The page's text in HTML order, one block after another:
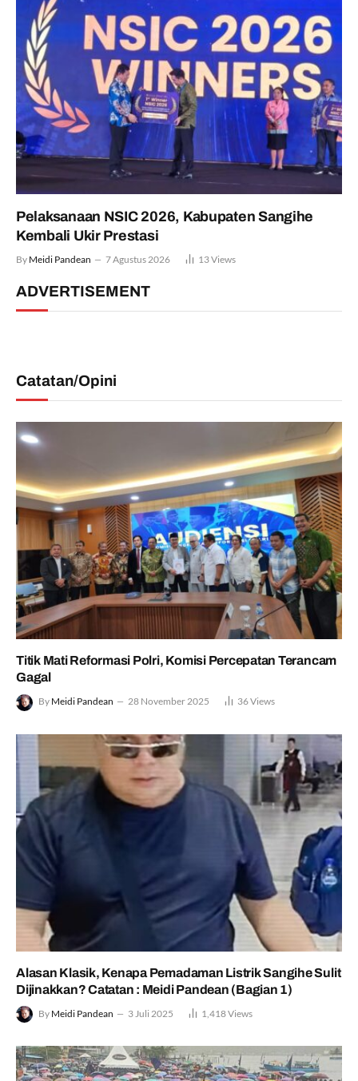
Pelaksanaan NSIC 2026, Kabupaten Sangihe
Kembali Ukir Prestasi
By Meidi Pandean 7 Agustus 2026 13Views
ADVERTISEMENT
Catatan/Opini
Titik Mati Reformasi Polri, Komisi Percepatan Terancam
Gagal
By Meidi Pandean 28 November 2025 36Views
Alasan Klasik, Kenapa Pemadaman Listrik Sangihe Sulit
Dijinakkan? Catatan : Meidi Pandean (Bagian 1)
By Meidi Pandean 3 Juli 2025 1,418Views